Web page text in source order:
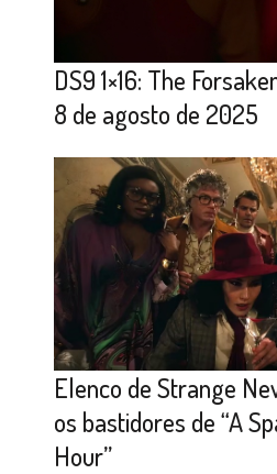
DS9 1×16: The
8 de agosto de 2025
Elenco de Strange
os bastidores de “A
Hour”